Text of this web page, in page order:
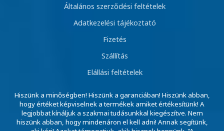
Általános szerződési feltételek
Adatkezelési tájékoztató
Fizetés
Szállítás
Elállási feltételek
Hiszünk a minőségben! Hiszünk a garanciában! Hiszünk abban,
hogy értéket képviselnek a termékek amiket értékesítünk! A
legjobbat kínáljuk a szakmai tudásunkkal kiegészítve. Nem
hiszünk abban, hogy mindenáron el kell adni! Annak segítünk,